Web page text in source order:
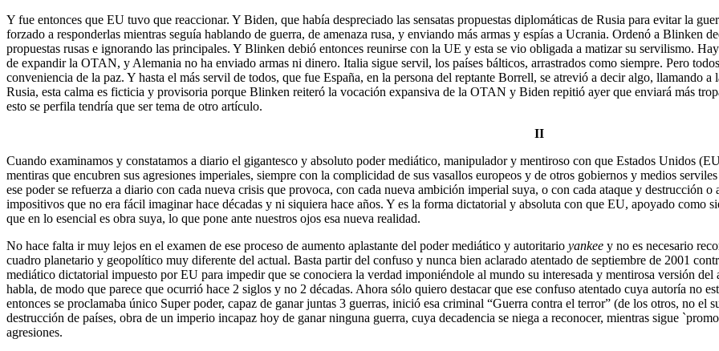
Y fue entonces que EU tuvo que reaccionar. Y Biden, que había despreciado las sensatas propuestas diplomáticas de Rusia para evitar la
forzado a responderlas mientras seguía hablando de guerra, de amenaza rusa, y enviando más armas y espías a Ucrania. Ordenó a Blinken
propuestas rusas e ignorando las principales. Y Blinken debió entonces reunirse con la UE y esta se vio obligada a matizar su servilismo.
de expandir la OTAN, y Alemania no ha enviado armas ni dinero. Italia sigue servil, los países bálticos, arrastrados como siempre. Pero
conveniencia de la paz. Y hasta el más servil de todos, que fue España, en la persona del reptante Borrell, se atrevió a decir algo, llamando
Rusia, esta calma es ficticia y provisoria porque Blinken reiteró la vocación expansiva de la OTAN y Biden repitió ayer que enviará más
esto se perfila tendría que ser tema de otro artículo.
II
Cuando examinamos y constatamos a diario el gigantesco y absoluto poder mediático, manipulador y mentiroso con que Estados Unidos
mentiras que encubren sus agresiones imperiales, siempre con la complicidad de sus vasallos europeos y de otros gobiernos y medios
ese poder se refuerza a diario con cada nueva crisis que provoca, con cada nueva ambición imperial suya, o con cada ataque y destrucción
impositivos que no era fácil imaginar hace décadas y ni siquiera hace años. Y es la forma dictatorial y absoluta con que EU, apoyado como
que en lo esencial es obra suya, lo que pone ante nuestros ojos esa nueva realidad.
No hace falta ir muy lejos en el examen de ese proceso de aumento aplastante del poder mediático y autoritario yankee y no es necesario
cuadro planetario y geopolítico muy diferente del actual. Basta partir del confuso y nunca bien aclarado atentado de septiembre de 2001
mediático dictatorial impuesto por EU para impedir que se conociera la verdad imponiéndole al mundo su interesada y mentirosa versión
habla, de modo que parece que ocurrió hace 2 siglos y no 2 décadas. Ahora sólo quiero destacar que ese confuso atentado cuya autoría no
entonces se proclamaba único Super poder, capaz de ganar juntas 3 guerras, inició esa criminal “Guerra contra el terror” (de los otros, no el
destrucción de países, obra de un imperio incapaz hoy de ganar ninguna guerra, cuya decadencia se niega a reconocer, mientras sigue
agresiones.